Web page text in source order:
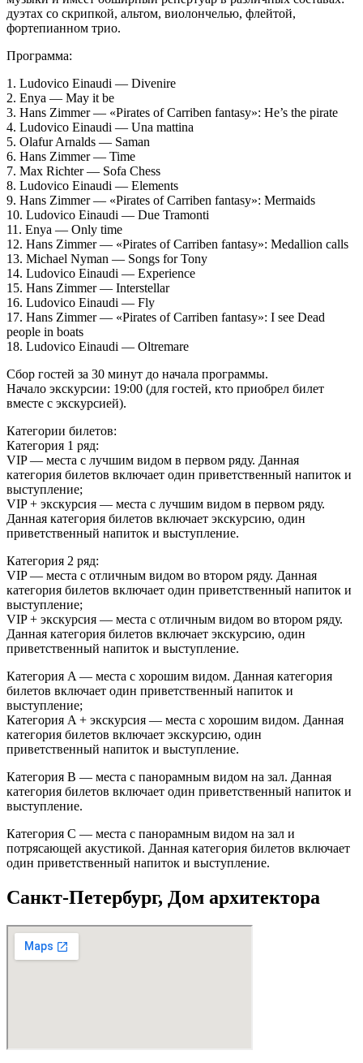
дуэтах со скрипкой, альтом, виолончелью, флейтой,
фортепианном трио.
Программа:
1. Ludovico Einaudi — Divenire
2. Enya — May it be
3. Hans Zimmer — «Pirates of Carriben fantasy»: He’s the pirate
4. Ludovico Einaudi — Una mattina
5. Olafur Arnalds — Saman
6. Hans Zimmer — Time
7. Max Richter — Sofa Chess
8. Ludovico Einaudi — Elements
9. Hans Zimmer — «Pirates of Carriben fantasy»: Mermaids
10. Ludovico Einaudi — Due Tramonti
11. Enya — Only time
12. Hans Zimmer — «Pirates of Carriben fantasy»: Medallion calls
13. Michael Nyman — Songs for Tony
14. Ludovico Einaudi — Experience
15. Hans Zimmer — Interstellar
16. Ludovico Einaudi — Fly
17. Hans Zimmer — «Pirates of Carriben fantasy»: I see Dead
people in boats
18. Ludovico Einaudi — Oltremare
Сбор гостей за 30 минут до начала программы.
Начало экскурсии: 19:00 (для гостей, кто приобрел билет
вместе с экскурсией).
Категории билетов:
Категория 1 ряд:
VIP — места с лучшим видом в первом ряду. Данная
категория билетов включает один приветственный напиток и
выступление;
VIP + экскурсия — места с лучшим видом в первом ряду.
Данная категория билетов включает экскурсию, один
приветственный напиток и выступление.
Категория 2 ряд:
VIP — места с отличным видом во втором ряду. Данная
категория билетов включает один приветственный напиток и
выступление;
VIP + экскурсия — места с отличным видом во втором ряду.
Данная категория билетов включает экскурсию, один
приветственный напиток и выступление.
Категория A — места с хорошим видом. Данная категория
билетов включает один приветственный напиток и
выступление;
Категория A + экскурсия — места с хорошим видом. Данная
категория билетов включает экскурсию, один
приветственный напиток и выступление.
Категория B — места с панорамным видом на зал. Данная
категория билетов включает один приветственный напиток и
выступление.
Категория C — места с панорамным видом на зал и
потрясающей акустикой. Данная категория билетов включает
один приветственный напиток и выступление.
Санкт-Петербург, Дом архитектора